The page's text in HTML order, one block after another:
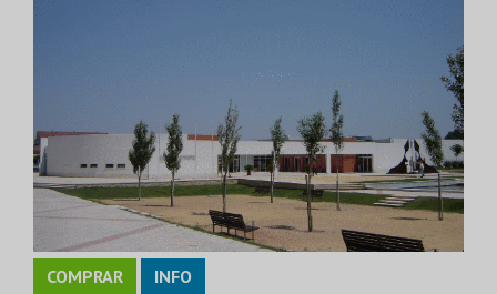
COMPRAR INFO